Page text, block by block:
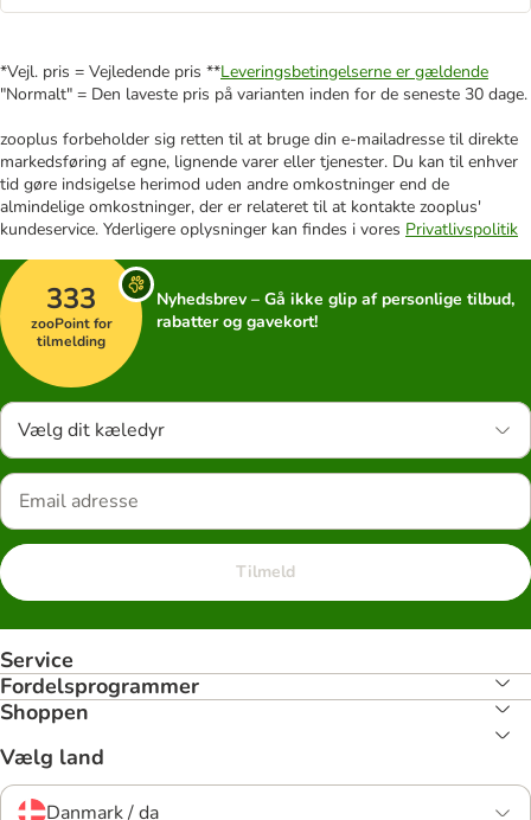
*Vejl. pris = Vejledende pris **Leveringsbetingelserne er gældende
"Normalt" = Den laveste pris på varianten inden for de seneste 30 dage.
zooplus forbeholder sig retten til at bruge din e-mailadresse til direkte
markedsføring af egne, lignende varer eller tjenester. Du kan til enhver
tid gøre indsigelse herimod uden andre omkostninger end de
almindelige omkostninger, der er relateret til at kontakte zooplus'
kundeservice. Yderligere oplysninger kan findes i vores Privatlivspolitik
333
zooPoint for
tilmelding
Nyhedsbrev – Gå ikke glip af personlige tilbud,
rabatter og gavekort!
Vælg dit kæledyr
Tilmeld
Service
Fordelsprogrammer
Shoppen
Vælg land
Danmark / da